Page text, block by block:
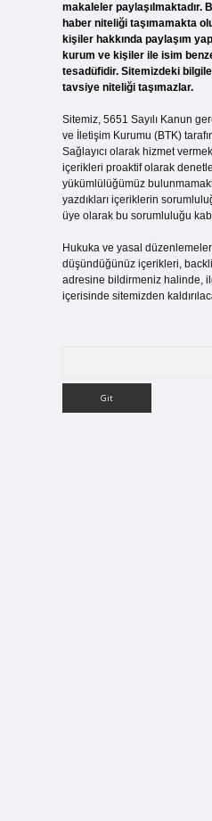
makaleler paylaşılmaktadır.
haber niteliği taşımamakta
kişiler hakkında paylaşım
kurum ve kişiler ile isim
tesadüfidir. Sitemizdeki
tavsiye niteliği taşımazlar.
Sitemiz, 5651 Sayılı Kanun
ve İletişim Kurumu (BTK)
Sağlayıcı olarak hizmet
içerikleri proaktif olarak
yükümlülüğümüz
yazdıkları içeriklerin
üye olarak bu sorumluluğu
Hukuka ve yasal
düşündüğünüz içerikleri,
adresine bildirmeniz halinde,
içerisinde sitemizden